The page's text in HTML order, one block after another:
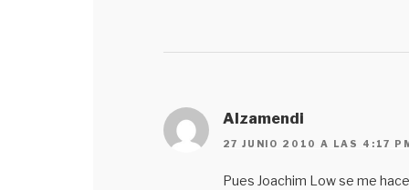
Alzamendi
27 JUNIO 2010 A LAS 4:17
Pues Joachim Low se me hace